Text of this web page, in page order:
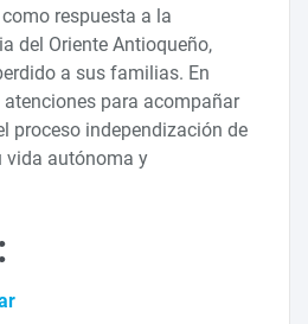
respuesta a la
del Oriente Antioqueño,
a sus familias. En
para acompañar
proceso independización de
vida autónoma y